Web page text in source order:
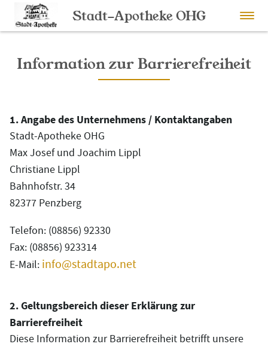
Stadt-Apotheke OHG
Information zur Barrierefreiheit
1. Angabe des Unternehmens / Kontaktangaben
Stadt-Apotheke OHG
Max Josef und Joachim Lippl
Christiane Lippl
Bahnhofstr. 34
82377 Penzberg
Telefon: (08856) 92330
Fax: (08856) 923314
E-Mail: info@stadtapo.net
2. Geltungsbereich dieser Erklärung zur
Barrierefreiheit
Diese Information zur Barrierefreiheit betrifft unsere